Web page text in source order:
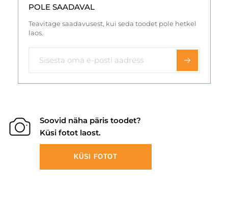
POLE SAADAVAL
Teavitage saadavusest, kui seda toodet pole hetkel
laos.
Soovid näha päris toodet?
Küsi fotot laost.
KÜSI FOTOT